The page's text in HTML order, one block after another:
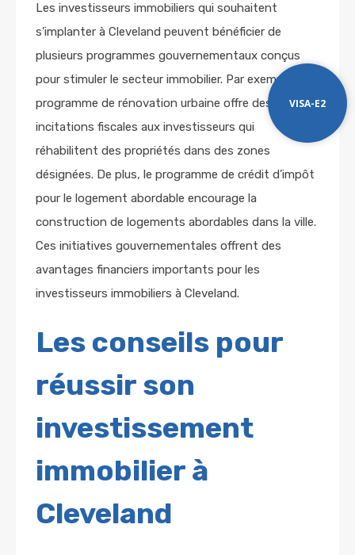
Les investisseurs immobiliers qui souhaitent
s’implanter à Cleveland peuvent bénéficier de
plusieurs programmes gouvernementaux conçus
pour stimuler le secteur immobilier. Par exemple, le
programme de rénovation urbaine offre des
incitations fiscales aux investisseurs qui
réhabilitent des propriétés dans des zones
désignées. De plus, le programme de crédit d’impôt
pour le logement abordable encourage la
construction de logements abordables dans la ville.
Ces initiatives gouvernementales offrent des
avantages financiers importants pour les
investisseurs immobiliers à Cleveland.
Les conseils pour
réussir son
investissement
immobilier à
Cleveland
VISA-E2